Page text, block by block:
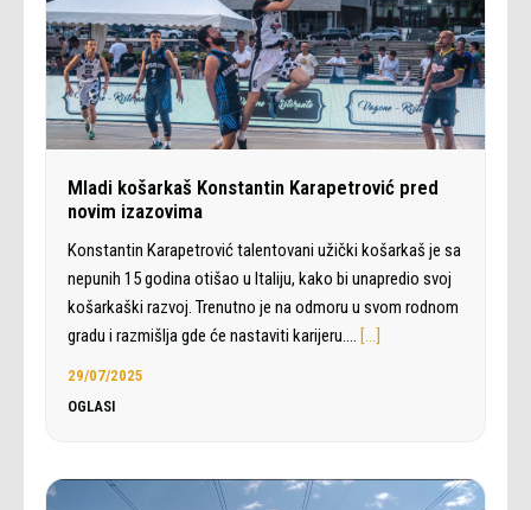
Mladi košarkaš Konstantin Karapetrović pred
novim izazovima
Konstantin Karapetrović talentovani užički košarkaš je sa
nepunih 15 godina otišao u Italiju, kako bi unapredio svoj
košarkaški razvoj. Trenutno je na odmoru u svom rodnom
gradu i razmišlja gde će nastaviti karijeru.… […]
29/07/2025
OGLASI